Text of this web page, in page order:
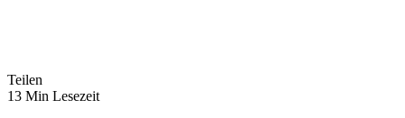
Teilen
13 Min Lesezeit